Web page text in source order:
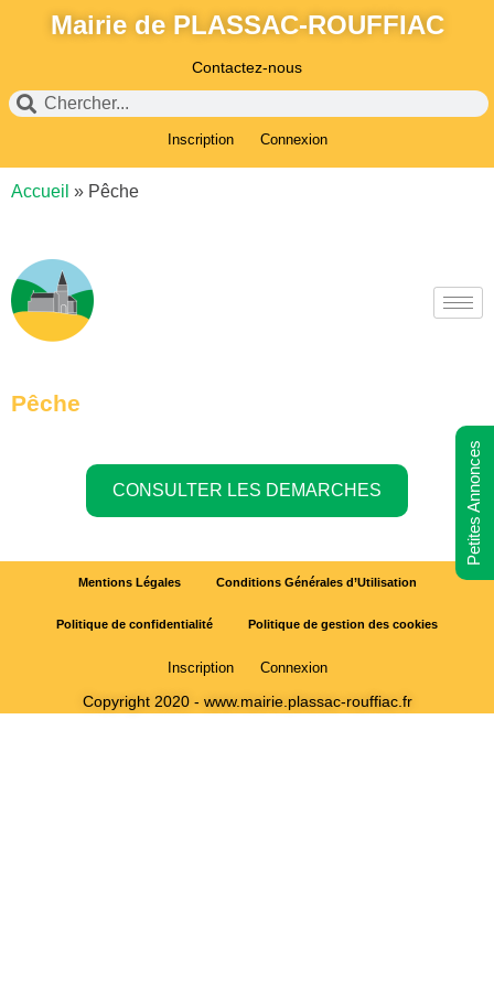
Mairie de PLASSAC-ROUFFIAC
Contactez-nous
Inscription Connexion
Accueil » Pêche
Pêche
CONSULTER LES DEMARCHES
Mentions Légales Conditions Générales d’Utilisation
Politique de confidentialité Politique de gestion des cookies
Inscription Connexion
Copyright 2020 - www.mairie.plassac-rouffiac.fr
Petites Annonces